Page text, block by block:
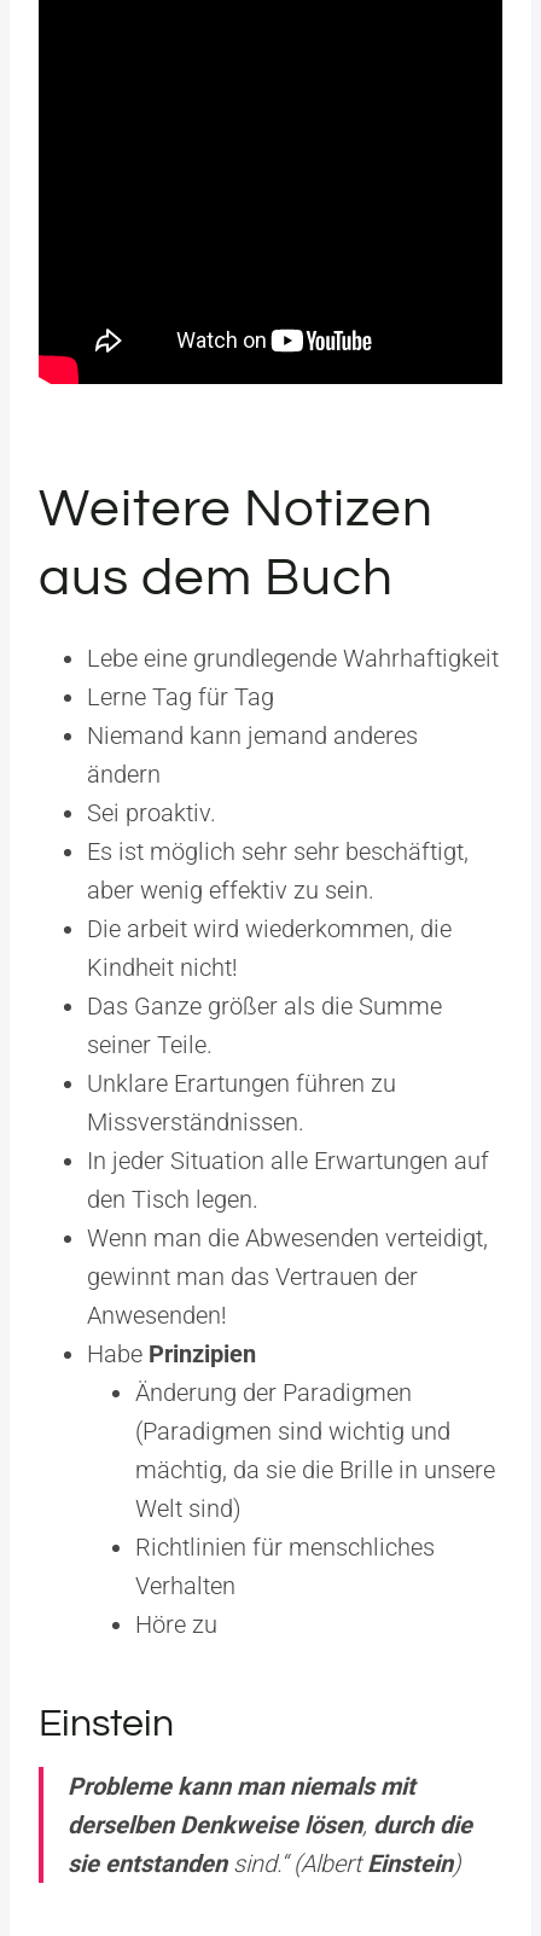
Weitere Notizen
aus dem Buch
Lebe eine grundlegende Wahrhaftigkeit
Lerne Tag für Tag
Niemand kann jemand anderes
ändern
Sei proaktiv.
Es ist möglich sehr sehr beschäftigt,
aber wenig effektiv zu sein.
Die arbeit wird wiederkommen, die
Kindheit nicht!
Das Ganze größer als die Summe
seiner Teile.
Unklare Erartungen führen zu
Missverständnissen.
In jeder Situation alle Erwartungen auf
den Tisch legen.
Wenn man die Abwesenden verteidigt,
gewinnt man das Vertrauen der
Anwesenden!
Habe Prinzipien
Änderung der Paradigmen
(Paradigmen sind wichtig und
mächtig, da sie die Brille in unsere
Welt sind)
Richtlinien für menschliches
Verhalten
Höre zu
Einstein
Probleme kann man niemals mit
derselben Denkweise lösen, durch die
sie entstandensind.“ (AlbertEinstein)